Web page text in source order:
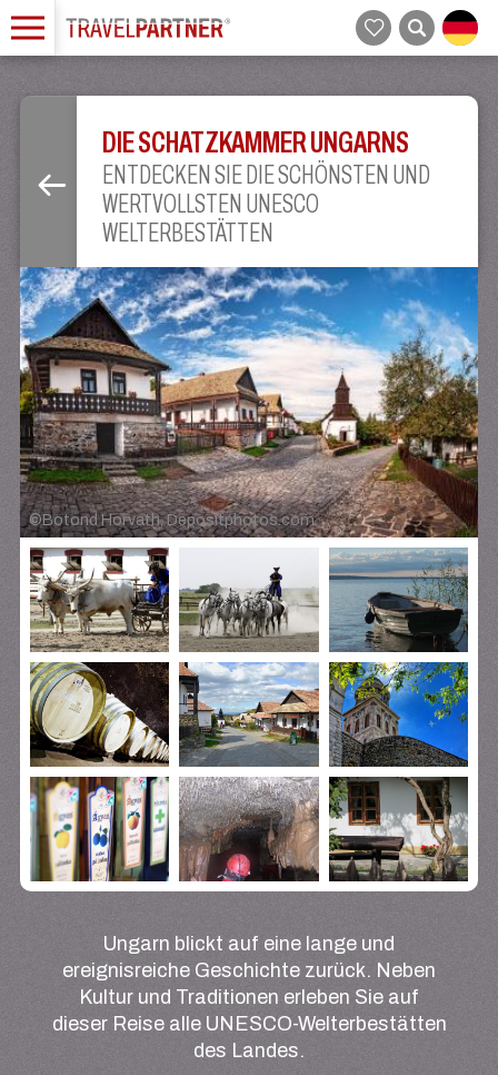
DIE SCHATZKAMMER UNGARNS
ENTDECKEN SIE DIE SCHÖNSTEN UND
WERTVOLLSTEN UNESCO
WELTERBESTÄTTEN
©Botond Horvath, Depositphotos.com
Ungarn blickt auf eine lange und
ereignisreiche Geschichte zurück. Neben
Kultur und Traditionen erleben Sie auf
dieser Reise alle UNESCO-Welterbestätten
des Landes.